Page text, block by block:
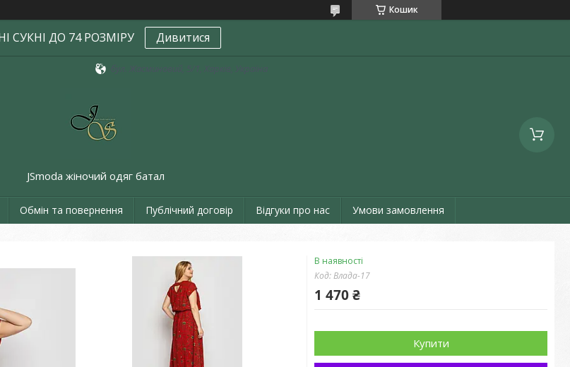
Кошик
СУКНІ ДО 74 РОЗМІРУ Дивитися
JSmoda жіночий одяг батал
Обмін та повернення Публічний договір Відгуки про нас Умови замовлення
В наявності
Код:Влада-17
1 470 ₴
Купити